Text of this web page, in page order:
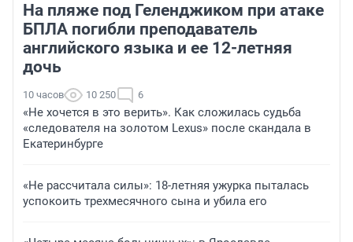
На пляже под Геленджиком при атаке
БПЛА погибли преподаватель
английского языка и ее 12-летняя
дочь
10 часов 10 250 6
«Не хочется в это верить». Как сложилась судьба
«следователя на золотом Lexus» после скандала в
Екатеринбурге
«Не рассчитала силы»: 18-летняя ужурка пыталась
успокоить трехмесячного сына и убила его